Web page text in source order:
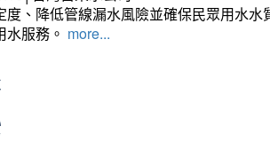
度、降低管線漏水風險並確保民眾用水
水服務。 more...